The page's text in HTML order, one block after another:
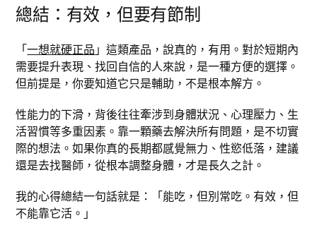
總結：有效，但要有節制
「一想就硬正品 」這類產品，說真的，有用。對於短期內
需要提升表現、找回自信的人來說，是一種方便的選擇。
但前提是，你要知道它只是輔助，不是根本解方。
性能力的下滑，背後往往牽涉到身體狀況、心理壓力、生
活習慣等多重因素。靠一顆藥去解決所有問題，是不切實
際的想法。如果你真的長期都感覺無力、性慾低落，建議
還是去找醫師，從根本調整身體，才是長久之計。
我的心得總結一句話就是：「能吃，但別常吃。有效，但
不能靠它活。」